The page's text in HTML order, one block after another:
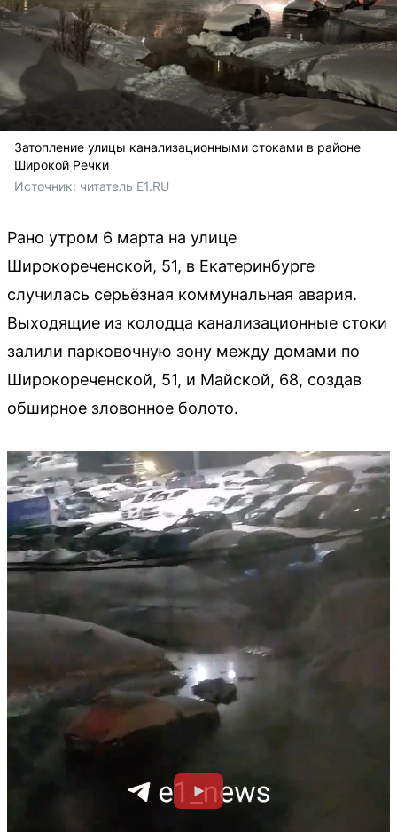
Затопление улицы канализационными стоками в районе
Широкой Речки
Источник: читатель E1.RU
Рано утром 6 марта на улице
Широкореченской, 51, в Екатеринбурге
случилась серьёзная коммунальная авария.
Выходящие из колодца канализационные стоки
залили парковочную зону между домами по
Широкореченской, 51, и Майской, 68, создав
обширное зловонное болото.